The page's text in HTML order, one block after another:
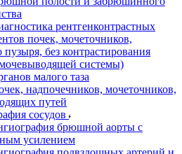
рентгенконтрастных
почек, мочеточников,
пузыря, без контрастирования
системы)
малого таза
надпочечников, мочеточников,
путей
сосудов
брюшной аорты с
усилением